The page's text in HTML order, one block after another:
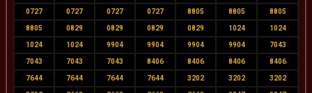
0727 0727 0727 0727 8805 8805 8805
8805 0829 0829 0829 0829 1024 1024
1024 1024 9904 9904 9904 9904 7043
7043 7043 7043 8406 8406 8406 8406
7644 7644 7644 7644 3202 3202 3202